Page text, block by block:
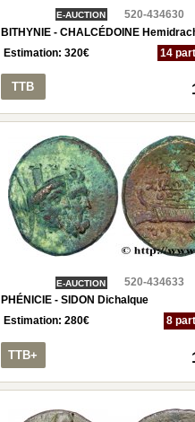
E-AUCTION
520-434630
BITHYNIE - CHALCÉDOINE
Estimation:320€ 14
TTB
E-AUCTION
520-434633
PHÉNICIE - SIDON Dichalque
Estimation:280€ 8
TTB+